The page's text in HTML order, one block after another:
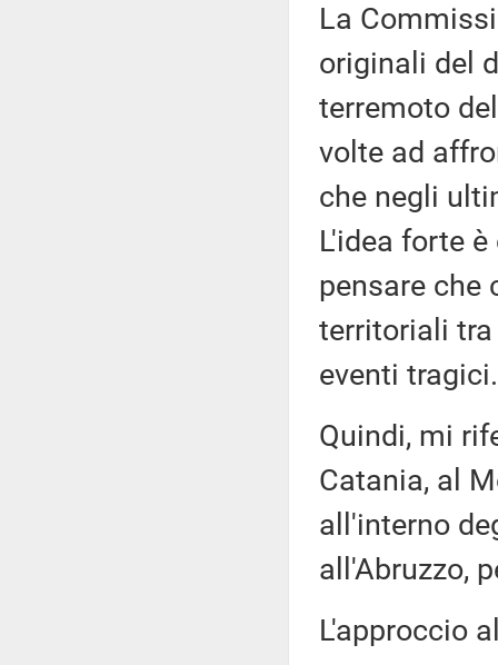
La
originali del
terremoto
volte ad
che negli
L'idea forte
pensare che
territoriali
eventi tragici.
Quindi, mi
Catania, al
all'interno
all'Abruzzo,
L'approccio